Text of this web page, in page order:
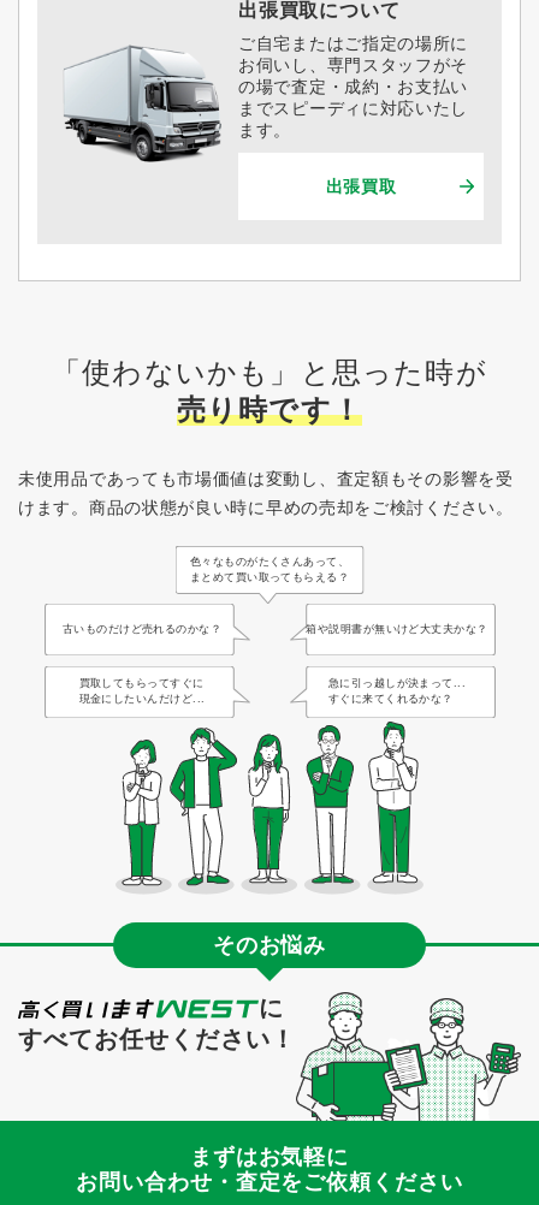
出張買取について
ご自宅またはご指定の場所に
お伺いし、専門スタッフがそ
の場で査定・成約・お支払い
までスピーディに対応いたし
ます。
出張買取
「使わないかも」と思った時が
売り時です！
未使用品であっても市場価値は変動し、査定額もその影響を受
けます。 商品の状態が良い時に早めの売却をご検討ください。
色々なものがたくさんあって、
まとめて買い取ってもらえる？
古いものだけど売れるのかな？ 箱や説明書が無いけど大丈夫かな？
買取してもらってすぐに
現金にしたいんだけど...
急に引っ越しが決まって...
すぐに来てくれるかな？
そのお悩み
に
すべてお任せください！
まずはお気軽に
お問い合わせ・査定をご依頼ください